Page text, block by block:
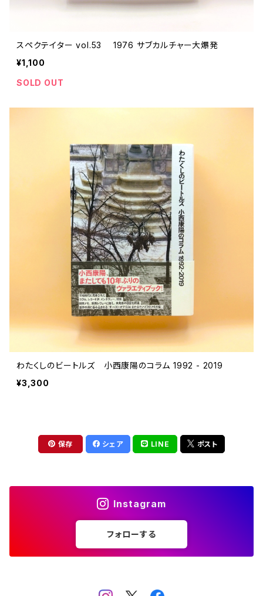
スペクテイター vol.53 1976 サブカルチャー大爆発
¥1,100
SOLD OUT
わたくしのビートルズ 小西康陽のコラム 1992 - 2019
¥3,300
保存 シェア LINE ポスト
Instagram
フォローする